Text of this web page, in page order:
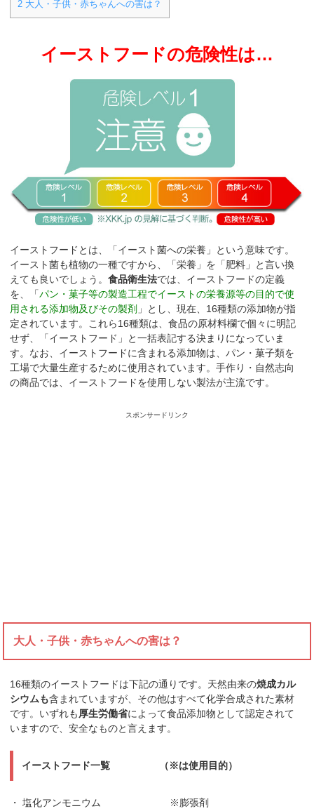
2 大人・子供・赤ちゃんへの害は？
イーストフードの危険性は…
イーストフードとは、「イースト菌への栄養」という意味です。
イースト菌も植物の一種ですから、「栄養」を「肥料」と言い換
えても良いでしょう。食品衛生法では、イーストフードの定義
を、「パン・菓子等の製造工程でイーストの栄養源等の目的で使
用される添加物及びその製剤 」とし、現在、16種類の添加物が指
定されています。これら16種類は、食品の原材料欄で個々に明記
せず、「イーストフード」と一括表記する決まりになっていま
す。なお、イーストフードに含まれる添加物は、パン・菓子類を
工場で大量生産するために使用されています。手作り・自然志向
の商品では、イーストフードを使用しない製法が主流です。
スポンサードリンク
大人・子供・赤ちゃんへの害は？
16種類のイーストフードは下記の通りです。天然由来の焼成カル
シウムも含まれていますが、その他はすべて化学合成された素材
です。いずれも厚生労働省によって食品添加物として認定されて
いますので、安全なものと言えます。
イーストフード一覧 （※は使用目的）
・ 塩化アンモニウム ※膨張剤